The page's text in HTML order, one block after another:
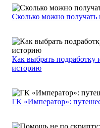
Сколько можно получать
Как выбрать подработку
историю
ГК «Император»: